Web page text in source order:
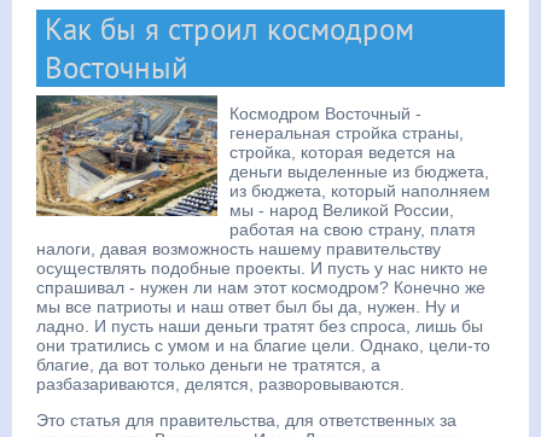
Как бы я строил космодром
Восточный
Космодром Восточный -
генеральная стройка страны,
стройка, которая ведется на
деньги выделенные из бюджета,
из бюджета, который наполняем
мы - народ Великой России,
работая на свою страну, платя
налоги, давая возможность нашему правительству
осуществлять подобные проекты. И пусть у нас никто не
спрашивал - нужен ли нам этот космодром? Конечно же
мы все патриоты и наш ответ был бы да, нужен. Ну и
ладно. И пусть наши деньги тратят без спроса, лишь бы
они тратились с умом и на благие цели. Однако, цели-то
благие, да вот только деньги не тратятся, а
разбазариваются, делятся, разворовываются.
Это статья для правительства, для ответственных за